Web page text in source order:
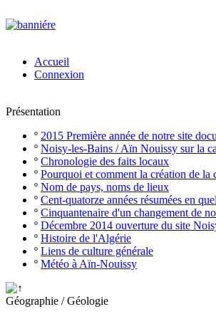
Accueil
Connexion
Présentation
º 2015 Première année de notre site
º Noisy-les-Bains / Aïn Nouissy sur la
º Chronologie des faits locaux
º Pourquoi et comment la création de
º Nom de pays, noms de lieux
º Cent-quatorze années résumées en
º Cinquantenaire d'un changement de
º Décembre 2014 ouverture du site
º Histoire de l'Algérie
º Liens de culture générale
º Météo à Aïn-Nouissy
Géographie / Géologie